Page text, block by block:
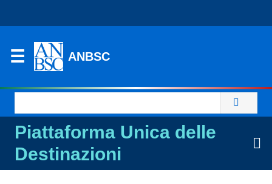
ANBSC
per:
Piattaforma Unica delle
Destinazioni